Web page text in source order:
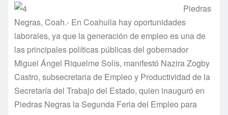
Piedras
Negras, Coah.- En Coahuila hay oportunidades
laborales, ya que la generación de empleo es una de
las principales políticas públicas del gobernador
Miguel Ángel Riquelme Solís, manifestó Nazira Zogby
Castro, subsecretaria de Empleo y Productividad de la
Secretaría del Trabajo del Estado, quien inauguró en
Piedras Negras la Segunda Feria del Empleo para